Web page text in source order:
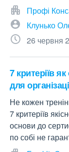
Профі
Клунько
26 червня
7 критеріїв
для
Не кожен
7 критеріїв
основи до
по собі не